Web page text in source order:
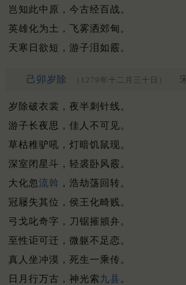
岂知此中原，今古经百战。
英雄化为土，飞雾洒郊甸。
天寒日欲短，游子泪如霰。
己卯岁除 （1279年十二月三十日）
岁除破衣裳，夜半刺针线。
游子长夜思，佳人不可见。
草枯稚驴吼，灯暗饥鼠现。
深室闭星斗，轻裘卧风霰。
大化忽流斡 ，浩劫荡回转。
冠屦失其位，侯王化畸贱。
弓戈叱奇字，刀锯摧䪻弁。
至性讵可迁，微躯不足恋。
真人坐冲漠，死生一乘传。
日月行万古，神光索 九县 。